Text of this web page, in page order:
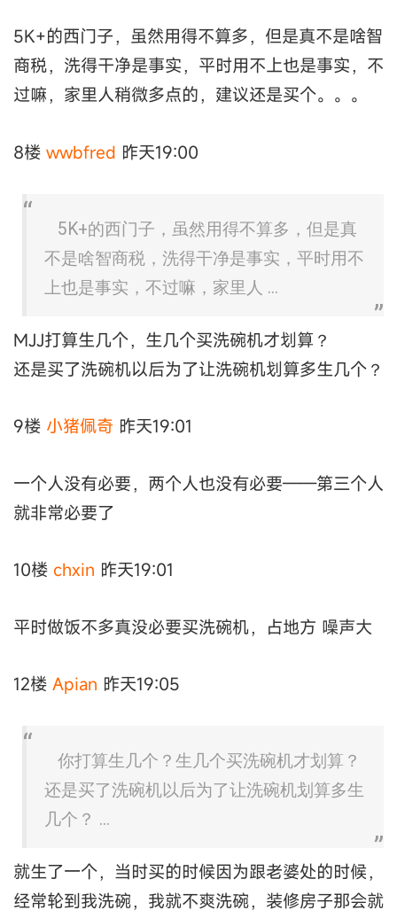
5K+的西门子，虽然用得不算多，但是真不是啥智
商税，洗得干净是事实，平时用不上也是事实，不
过嘛，家里人稍微多点的，建议还是买个。。。
8楼 wwbfred 昨天19:00
5K+的西门子，虽然用得不算多，但是真
不是啥智商税，洗得干净是事实，平时用不
上也是事实，不过嘛，家里人 ...
MJJ打算生几个，生几个买洗碗机才划算？
还是买了洗碗机以后为了让洗碗机划算多生几个？
9楼 小猪佩奇 昨天19:01
一个人没有必要，两个人也没有必要——第三个人
就非常必要了
10楼 chxin 昨天19:01
平时做饭不多真没必要买洗碗机，占地方 噪声大
12楼 Apian 昨天19:05
你打算生几个？生几个买洗碗机才划算？
还是买了洗碗机以后为了让洗碗机划算多生
几个？ ...
就生了一个，当时买的时候因为跟老婆处的时候，
经常轮到我洗碗，我就不爽洗碗，装修房子那会就